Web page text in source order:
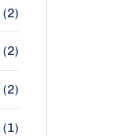
(2)
(2)
(2)
(1)